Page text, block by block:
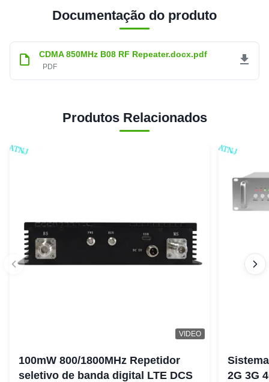
Documentação do produto
CDMA 850MHz B08 RF Repeater.docx.pdf
PDF
Produtos Relacionados
VIDEO
100mW 800/1800MHz Repetidor
seletivo de banda digital LTE DCS
2G 3G